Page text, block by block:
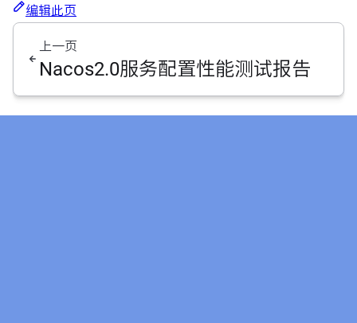
编辑此页
上一页
Nacos2.0服务配置性能测试报告